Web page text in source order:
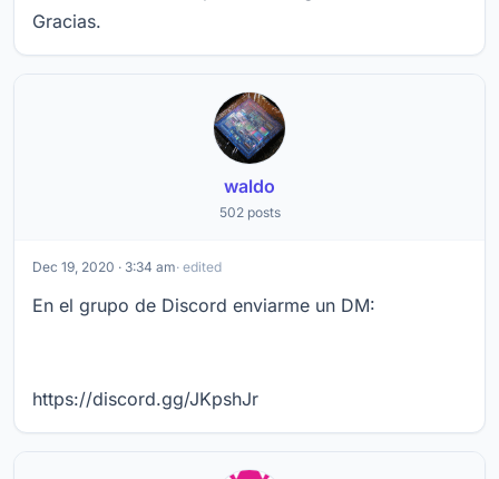
Gracias.
waldo
502 posts
Dec 19, 2020 · 3:34 am· edited
En el grupo de Discord enviarme un DM:
https://discord.gg/JKpshJr